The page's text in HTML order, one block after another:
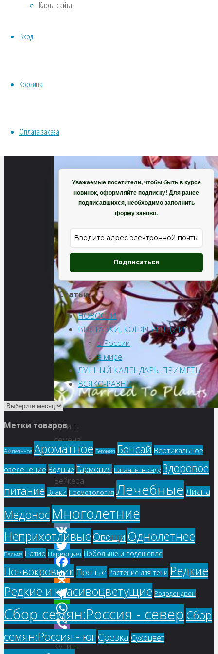
Карта сайта
Вход
Корзина
Оплата заказа
998
Купить
семена
–
Кассия
Бейкера
(Cassia
bakeriana)
VK
Twitter
Facebook
Odnoklassniki
Telegram
WhatsApp
Viber
Купить
Хвойники
ИНСТРУМЕНТЫ, ОБОРУДОВАНИЕ
Уважаемые посетители, чтобы быть в курсе
новинок, оформляйте подписку! Для ранее
подписавшихся, необходимо заполнить
форму заново.
Подписаться
Статьи
НОВОСТИ
ВЫСТАВКИ, КОНФЕРЕНЦИИ
в России
в мире
ЛУННЫЙ КАЛЕНДАРЬ. ПРИМЕТЫ
ВСЯКО-РАЗНО
Метки товаров
Ампельное Ароматное Бегония Бонсай Вертикальное
озеленение Водные Гармония Гиганты в саду Здоровое
питание Злаки Косметология Лечебные Лиана
МедоносМноголетние
Неприхотливые Овощи Однолетнее
Пальма Патио Первоцвет Побольше и подешевле
Почвокровник Пряные Растение для тени Редкие
Редкие и красивоцветущие Рододендрон
Сбор семян:Россия - северСбор
семян:Россия - югСрезка Сухоцвет